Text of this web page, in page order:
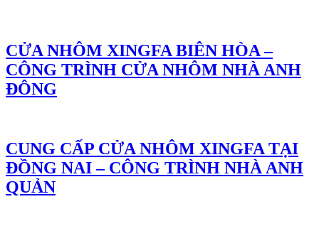
CỬA NHÔM XINGFA BIÊN HÒA –
CÔNG TRÌNH CỬA NHÔM NHÀ ANH
ĐÔNG
CUNG CẤP CỬA NHÔM XINGFA TẠI
ĐỒNG NAI – CÔNG TRÌNH NHÀ ANH
QUẢN